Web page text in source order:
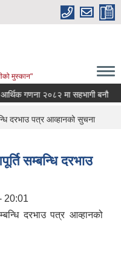
मुस्कान"
गणना २०८२ मा सहभागी बनौ
दरभाउ पत्र आव्हानको सुचना
सम्बन्धि दरभाउ
20:01
दरभाउ पत्र आव्हानको